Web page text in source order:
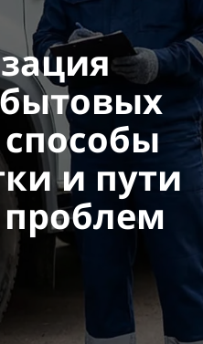
и пути